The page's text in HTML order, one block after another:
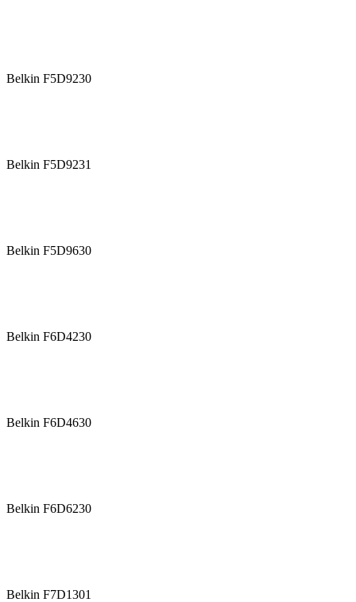
Belkin F5D9230
Belkin F5D9231
Belkin F5D9630
Belkin F6D4230
Belkin F6D4630
Belkin F6D6230
Belkin F7D1301